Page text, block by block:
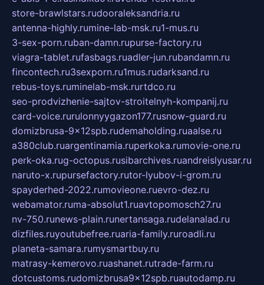
store-brawlstars.rudooraleksandria.ru
antenna-highly.rumine-lab-msk.ru1-mus.ru
3-sex-porn.ruban-damn.rupurse-factory.ru
viagra-tablet.rufasbags.ruadler-jun.rubandamn.ru
fincontech.ru3sexporn.ru1mus.rudarksand.ru
rebus-toys.ruminelab-msk.rurtdco.ru
seo-prodvizhenie-sajtov-stroitelnyh-kompanij.ru
card-voice.rurulonnyygazon177.rusnow-guard.ru
domizbrusa-9x12spb.rudemaholding.ruaalse.ru
a380club.ruargentinamia.ruperkoka.rumovie-one.ru
perk-oka.rug-octopus.rusibarchives.ruandreislyusar.ru
naruto-x.rupursefactory.rutor-lyubov-i-grom.ru
spayderhed-2022.rumovieone.ruevro-dez.ru
webamator.ruma-absolut1.ruavtopomosch27.ru
nv-750.runews-plain.runertansaga.rudelanalad.ru
dizfiles.ruyoutubefree.ruaria-family.ruroadli.ru
planeta-samara.rumysmartbuy.ru
matrasy-kemerovo.ruashanet.rutrade-farm.ru
dotcustoms.rudomizbrusa9x12spb.ruautodamp.ru